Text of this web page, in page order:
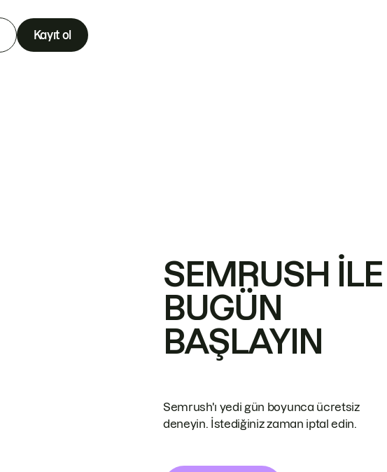
Kayıt ol
SEMRUSH ILE
BUGÜN
BAŞLAYIN
Semrush'ı yedi gün boyunca ücretsiz
deneyin. İstediğiniz zaman iptal edin.